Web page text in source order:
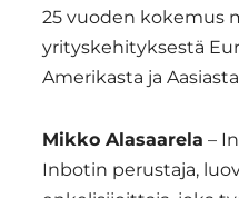
25 vuoden kokemus
yrityskehityksestä
Amerikasta ja
Mikko Alasaarela –
Inbotin perustaja,